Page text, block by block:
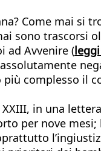
Come mai si
sono trascorsi
ad Avvenire (
complesso il
in una
per nove mesi;